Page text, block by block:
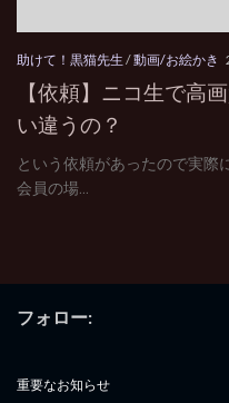
助けて！黒猫先生 /動画/お絵かき
【依頼】ニコ生で高
い違うの？
という依頼があったので実際
会員の場...
フォロー:
重要なお知らせ